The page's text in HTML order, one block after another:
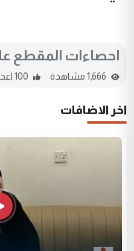
احصاءات المقطع
اخر الاضافات